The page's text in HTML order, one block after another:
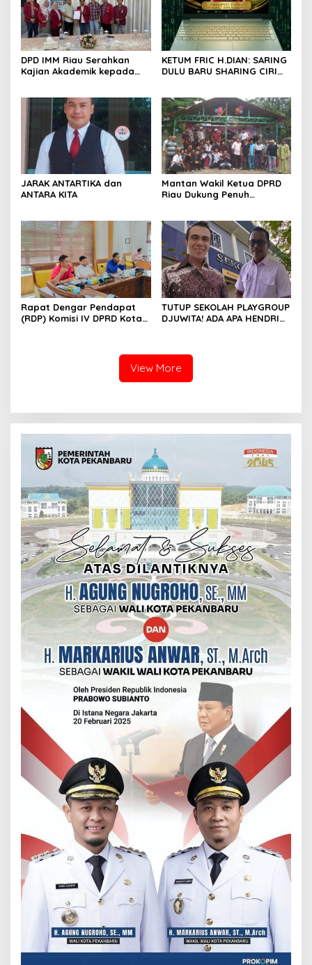
DPD IMM Riau Serahkan
Kajian Akademik kepada
KETUM FRIC H.DIAN: SARING
DULU BARU SHARING CIRI
JARAK ANTARTIKA dan
ANTARA KITA
Mantan Wakil Ketua DPRD
Riau Dukung Penuh
Kabupaten Kepulauan
Meranti
Rapat Dengar Pendapat
(RDP) Komisi IV DPRD Kota
TUTUP SEKOLAH PLAYGROUP
DJUWITA! ADA APA HENDRI
View More